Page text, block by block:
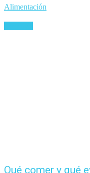
Alimentación
Qué comer y qué